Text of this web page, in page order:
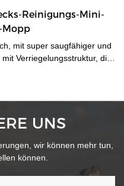
Reinigungs-Mini-
Mopp
mit super saugfähiger und
Verriegelungsstruktur, die
-rückwänden, Spiegeln,
UNS
wir können mehr tun,
können.